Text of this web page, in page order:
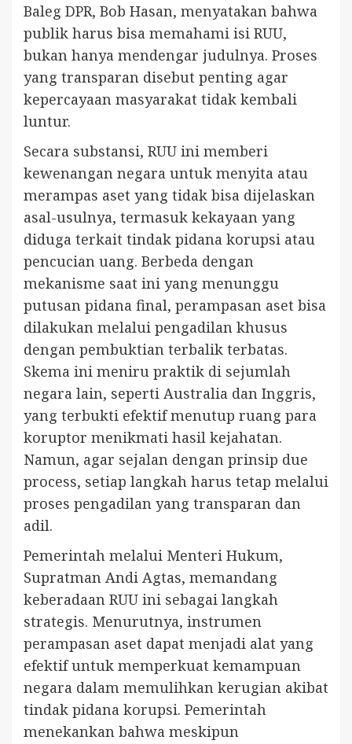
Baleg DPR, Bob Hasan, menyatakan bahwa
publik harus bisa memahami isi RUU,
bukan hanya mendengar judulnya. Proses
yang transparan disebut penting agar
kepercayaan masyarakat tidak kembali
luntur.
Secara substansi, RUU ini memberi
kewenangan negara untuk menyita atau
merampas aset yang tidak bisa dijelaskan
asal-usulnya, termasuk kekayaan yang
diduga terkait tindak pidana korupsi atau
pencucian uang. Berbeda dengan
mekanisme saat ini yang menunggu
putusan pidana final, perampasan aset bisa
dilakukan melalui pengadilan khusus
dengan pembuktian terbalik terbatas.
Skema ini meniru praktik di sejumlah
negara lain, seperti Australia dan Inggris,
yang terbukti efektif menutup ruang para
koruptor menikmati hasil kejahatan.
Namun, agar sejalan dengan prinsip due
process, setiap langkah harus tetap melalui
proses pengadilan yang transparan dan
adil.
Pemerintah melalui Menteri Hukum,
Supratman Andi Agtas, memandang
keberadaan RUU ini sebagai langkah
strategis. Menurutnya, instrumen
perampasan aset dapat menjadi alat yang
efektif untuk memperkuat kemampuan
negara dalam memulihkan kerugian akibat
tindak pidana korupsi. Pemerintah
menekankan bahwa meskipun